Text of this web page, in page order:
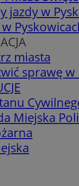
jazdy w
miasta
sprawę
Miejska